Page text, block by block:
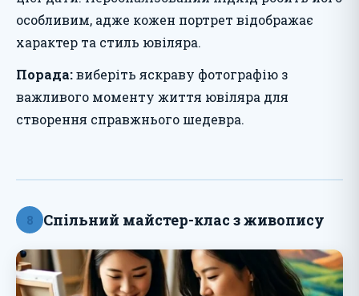
особливим, адже кожен портрет відображає
характер та стиль ювіляра.
Порада:виберіть яскраву фотографію з
важливого моменту життя ювіляра для
створення справжнього шедевра.
8 Спільний майстер-клас з живопису